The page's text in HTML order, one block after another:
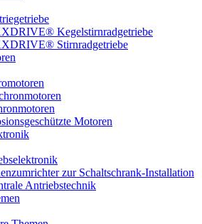
Kegelstirnradgetriebe
Stirnradgetriebe
Motoren
zur Schaltschrank-Installation
Antriebstechnik